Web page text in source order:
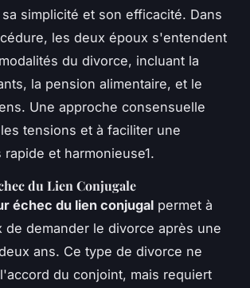
simplicité et son efficacité. Dans
les deux époux s'entendent
du divorce, incluant la
la pension alimentaire, et le
Une approche consensuelle
tensions et à faciliter une
et harmonieuse1.
du Lien Conjugale
échec du lien conjugal permet à
de demander le divorce après une
ans. Ce type de divorce ne
du conjoint, mais requiert